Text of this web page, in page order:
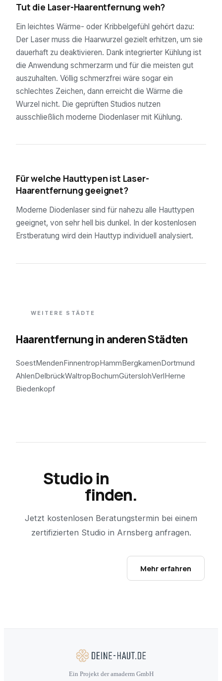
Tut die Laser-Haarentfernung weh?
Ein leichtes Wärme- oder Kribbelgefühl gehört dazu:
Der Laser muss die Haarwurzel gezielt erhitzen, um sie
dauerhaft zu deaktivieren. Dank integrierter Kühlung ist
die Anwendung schmerzarm und für die meisten gut
auszuhalten. Völlig schmerzfrei wäre sogar ein
schlechtes Zeichen, dann erreicht die Wärme die
Wurzel nicht. Die geprüften Studios nutzen
ausschließlich moderne Diodenlaser mit Kühlung.
Für welche Hauttypen ist Laser-
Haarentfernung geeignet?
Moderne Diodenlaser sind für nahezu alle Hauttypen
geeignet, von sehr hell bis dunkel. In der kostenlosen
Erstberatung wird dein Hauttyp individuell analysiert.
WEITERE STÄDTE
Haarentfernung in anderen Städten
SoestMendenFinnentropHammBergkamenDortmund
AhlenDelbrückWaltropBochumGüterslohVerlHerne
Biedenkopf
Studio in
finden.
Jetzt kostenlosen Beratungstermin bei einem
zertifizierten Studio in Arnsberg anfragen.
Mehr erfahren
Ein Projekt der amaderm GmbH